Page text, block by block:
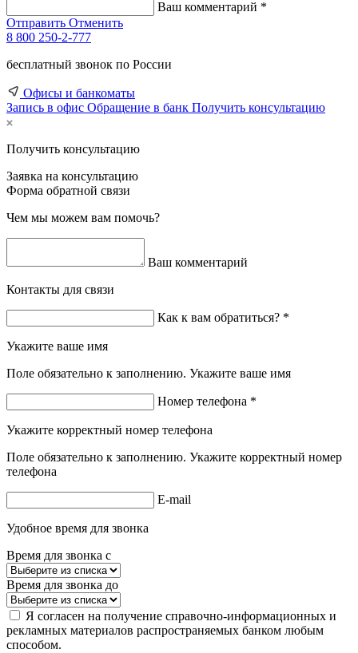
Ваш комментарий *
Отправить Отменить
8 800 250-2-777
бесплатный звонок по России
Офисы и банкоматы
Запись в офис Обращение в банк Получить консультацию
Получить консультацию
Заявка на консультацию
Форма обратной связи
Чем мы можем вам помочь?
Ваш комментарий
Контакты для связи
Как к вам обратиться? *
Укажите ваше имя
Поле обязательно к заполнению. Укажите ваше имя
Номер телефона *
Укажите корректный номер телефона
Поле обязательно к заполнению. Укажите корректный номер
телефона
E-mail
Удобное время для звонка
Время для звонка с
Время для звонка до
Я согласен на получение справочно-информационных и
рекламных материалов распространяемых банком любым
способом.